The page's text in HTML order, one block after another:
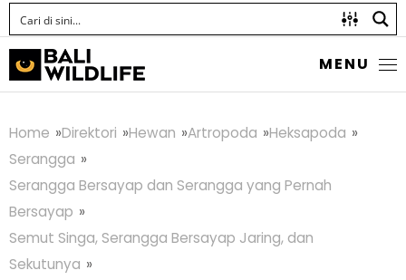
MENU
Home Direktori Hewan Artropoda
Heksapoda
Serangga
Serangga Bersayap dan Serangga yang Pernah
Bersayap
Semut Singa, Serangga Bersayap Jaring, dan
Sekutunya